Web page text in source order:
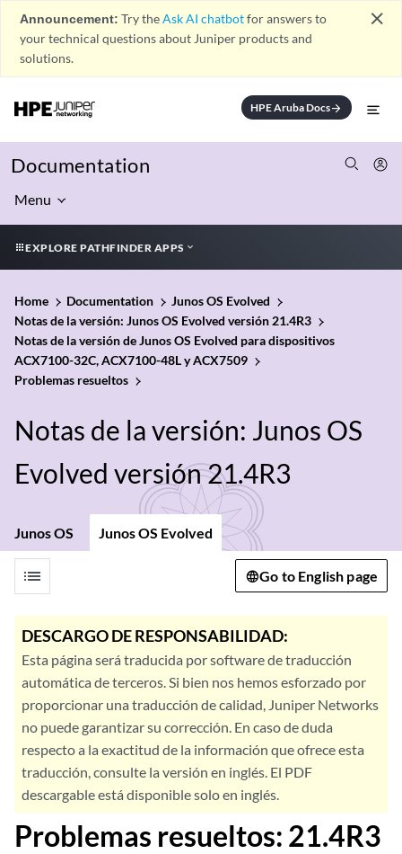
Announcement: Try theAsk AI chatbotfor answers to
your technical questions about Juniper products and
solutions.
close
HPE Aruba Docsarrow_forward
Documentation
Menu
EXPLORE PATHFINDER APPS
Home Documentation
Junos OS Evolved
Notas de la versión: Junos OS Evolved versión 21.4R3
Notas de la versión de Junos OS Evolved para dispositivos
ACX7100-32C, ACX7100-48L y ACX7509
Problemas resueltos
Notas de la versión: Junos OS
Evolved versión 21.4R3
Junos OS Junos OS Evolved
list Go to English page
DESCARGO DE RESPONSABILIDAD:
Esta página será traducida por software de traducción
automática de terceros. Si bien nos hemos esforzado por
proporcionar una traducción de calidad, Juniper Networks
no puede garantizar su corrección. En caso de duda
respecto a la exactitud de la información que ofrece esta
traducción, consulte la versión en inglés. El PDF
descargable está disponible solo en inglés.
Problemas resueltos: 21.4R3